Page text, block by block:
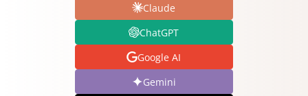
Claude
ChatGPT
Google AI
Gemini